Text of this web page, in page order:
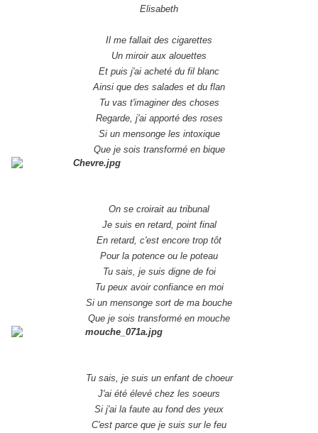
Elisabeth
Il me fallait des cigarettes
Un miroir aux alouettes
Et puis j'ai acheté du fil blanc
Ainsi que des salades et du flan
Tu vas t'imaginer des choses
Regarde, j'ai apporté des roses
Si un mensonge les intoxique
Que je sois transformé en bique
On se croirait au tribunal
Je suis en retard, point final
En retard, c'est encore trop tôt
Pour la potence ou le poteau
Tu sais, je suis digne de foi
Tu peux avoir confiance en moi
Si un mensonge sort de ma bouche
Que je sois transformé en mouche
Tu sais, je suis un enfant de choeur
J'ai été élevé chez les soeurs
Si j'ai la faute au fond des yeux
C'est parce que je suis sur le feu